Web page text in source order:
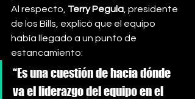
Al respecto, Terry Pegula , presidente
de los Bills, explicó que el equipo
había llegado a un punto de
estancamiento:
“Es una cuestión de hacia dónde
va el liderazgo del equipo en el